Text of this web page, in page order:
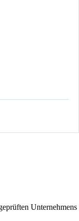
Unternehmens